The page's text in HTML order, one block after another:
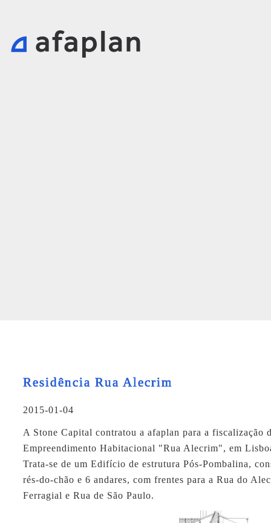
Residência Rua Alecrim
2015-01-04
A Stone Capital contratou a afaplan para a fiscalização
Empreendimento Habitacional "Rua Alecrim", em
Trata-se de um Edifício de estrutura Pós-Pombalina,
rés-do-chão e 6 andares, com frentes para a Rua do
Ferragial e Rua de São Paulo.